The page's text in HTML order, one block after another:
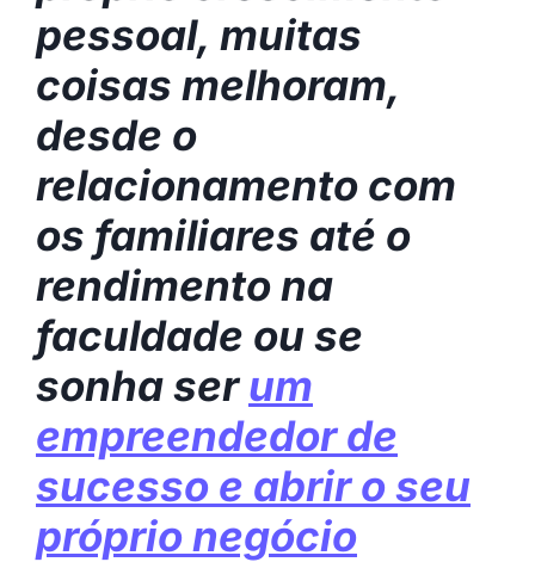
pessoal, muitas
coisas melhoram,
desde o
relacionamento com
os familiares até o
rendimento na
faculdade ou se
sonha serum
empreendedor de
sucesso e abrir o seu
próprio negócio